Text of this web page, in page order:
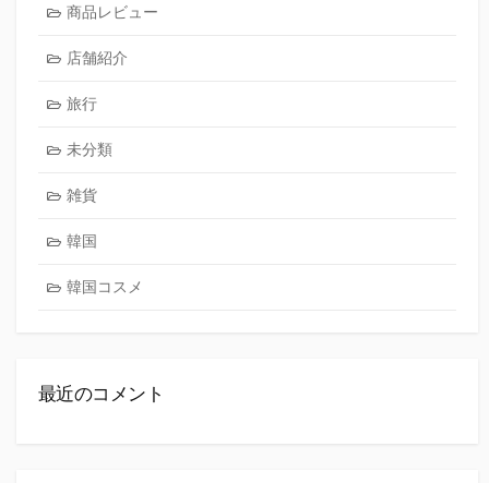
商品レビュー
店舗紹介
旅行
未分類
雑貨
韓国
韓国コスメ
最近のコメント